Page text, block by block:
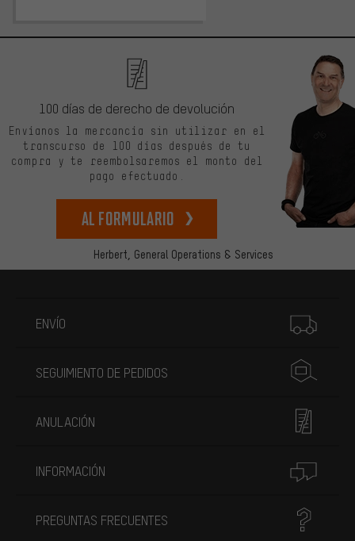
Herbert, General Operations & Services
100 días de derecho de devolución
Envíanos la mercancía sin utilizar en el
transcurso de 100 días después de tu
compra y te reembolsaremos el monto del
pago efectuado.
Al formulario
ENVÍO
SEGUIMIENTO DE PEDIDOS
ANULACIÓN
INFORMACIÓN
PREGUNTAS FRECUENTES